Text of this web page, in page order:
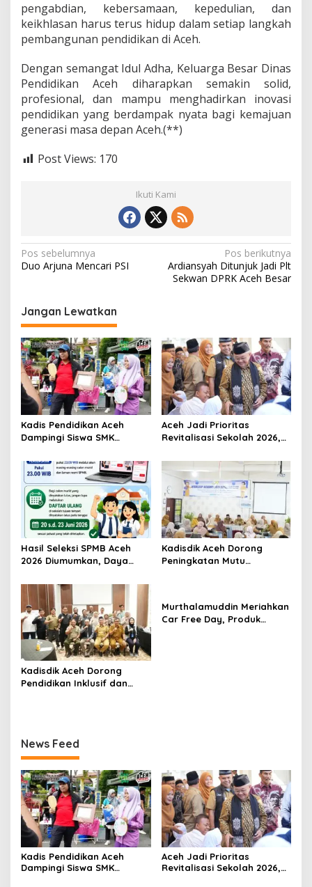
pengabdian, kebersamaan, kepedulian, dan
keikhlasan harus terus hidup dalam setiap langkah
pembangunan pendidikan di Aceh.
Dengan semangat Idul Adha, Keluarga Besar Dinas
Pendidikan Aceh diharapkan semakin solid,
profesional, dan mampu menghadirkan inovasi
pendidikan yang berdampak nyata bagi kemajuan
generasi masa depan Aceh.(**)
Post Views: 170
Ikuti Kami
N
a
i
g
a
s
i
p
o
Pos sebelumnya
Duo Arjuna Mencari PSI
Pos berikutnya
Ardiansyah Ditunjuk Jadi Plt
Sekwan DPRK Aceh Besar
Jangan Lewatkan
Kadis Pendidikan Aceh
Dampingi Siswa SMK
di Car Free Day Banda
Aceh
Aceh Jadi Prioritas
Revitalisasi Sekolah 2026,
Komitmen Pendidikan
Bermutu
Hasil Seleksi SPMB Aceh
2026 Diumumkan, Daya
127.973 Siswa
Kadisdik Aceh Dorong
Peningkatan Mutu
Kadisdik Aceh Dorong
Pendidikan Inklusif dan
Murthalamuddin Meriahkan
Car Free Day, Produk
News Feed
Kadis Pendidikan Aceh
Dampingi Siswa SMK
Aceh Jadi Prioritas
Revitalisasi Sekolah 2026,